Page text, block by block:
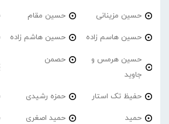
حسین مزینانی حسین مقام
حسین هاسم زاده حسین هاشم زاده
حسین هرمس و
جاوید
حصمن
حفیظ تک استار حمزه رشیدی
حمید حمید اصغری